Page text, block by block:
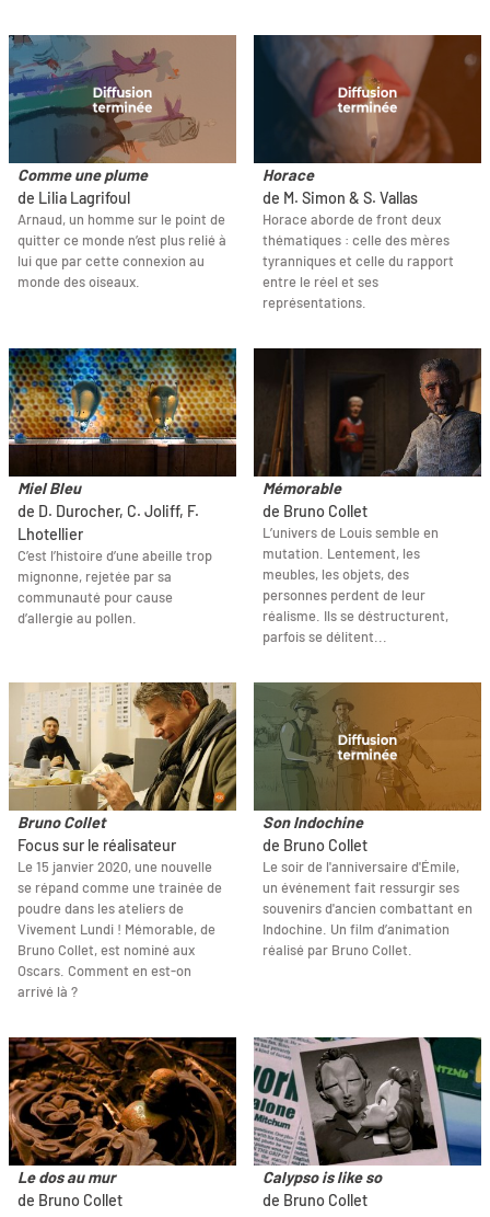
Comme une plume
de Lilia Lagrifoul
Arnaud, un homme sur le point de
quitter ce monde n’est plus relié à
lui que par cette connexion au
monde des oiseaux.
Horace
de M. Simon & S. Vallas
Horace aborde de front deux
thématiques : celle des mères
tyranniques et celle du rapport
entre le réel et ses
représentations.
Miel Bleu
de D. Durocher, C. Joliff, F.
Lhotellier
C’est l’histoire d’une abeille trop
mignonne, rejetée par sa
communauté pour cause
d’allergie au pollen.
Mémorable
de Bruno Collet
L’univers de Louis semble en
mutation. Lentement, les
meubles, les objets, des
personnes perdent de leur
réalisme. Ils se déstructurent,
parfois se délitent...
Bruno Collet
Focus sur le réalisateur
Le 15 janvier 2020, une nouvelle
se répand comme une trainée de
poudre dans les ateliers de
Vivement Lundi ! Mémorable, de
Bruno Collet, est nominé aux
Oscars. Comment en est-on
arrivé là ?
Son Indochine
de Bruno Collet
Le soir de l'anniversaire d'Émile,
un événement fait ressurgir ses
souvenirs d'ancien combattant en
Indochine. Un film d’animation
réalisé par Bruno Collet.
Le dos au mur
de Bruno Collet
Calypso is like so
de Bruno Collet